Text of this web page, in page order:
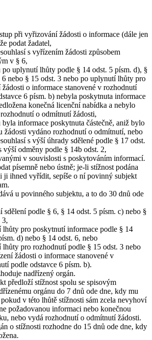
při vyřizování žádosti o informace (dále jen
podat žadatel,
s vyřízením žádosti způsobem
v § 6,
po uplynutí lhůty podle § 14 odst. 5 písm. d), §
6 nebo § 15 odst. 3 nebo po uplynutí lhůty pro
o informace stanovené v rozhodnutí
6 písm. b) nebyla poskytnuta informace
konečná licenční nabídka a nebylo
o odmítnutí žádosti,
byla informace poskytnuta částečně, aniž bylo
žádosti vydáno rozhodnutí o odmítnutí, nebo
s výší úhrady sdělené podle § 17 odst.
výší odměny podle § 14b odst. 2,
v souvislosti s poskytováním informací.
písemně nebo ústně; je-li stížnost podána
ji ihned vyřídit, sepíše o ní povinný subjekt
u povinného subjektu, a to do 30 dnů ode
sdělení podle § 6, § 14 odst. 5 písm. c) nebo §
3,
lhůty pro poskytnutí informace podle § 14
d) nebo § 14 odst. 6, nebo
lhůty pro rozhodnutí podle § 15 odst. 3 nebo
žádosti o informace stanovené v
podle odstavce 6 písm. b).
nadřízený orgán.
předloží stížnost spolu se spisovým
orgánu do 7 dnů ode dne, kdy mu
v této lhůtě stížnosti sám zcela nevyhoví
požadovanou informaci nebo konečnou
nebo vydá rozhodnutí o odmítnutí žádosti.
o stížnosti rozhodne do 15 dnů ode dne, kdy